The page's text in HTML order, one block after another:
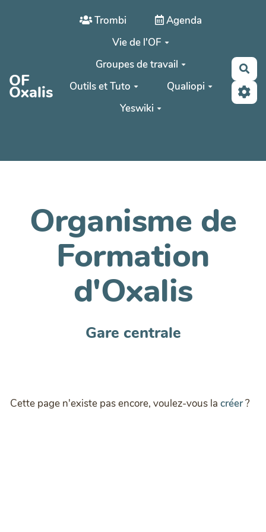
Aller au contenu principal
OF
Oxalis
Trombi
Agenda
Vie de l'OF
Groupes de travail
Outils et Tuto
Qualiopi
Yeswiki
Organisme de
Formation
d'Oxalis
Gare centrale
Cette page n'existe pas encore, voulez-vous la créer?